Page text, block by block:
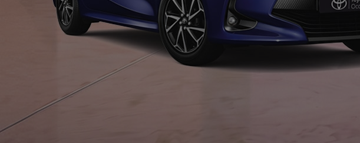
Nouvelle Yaris Cross
Disponible prochainement